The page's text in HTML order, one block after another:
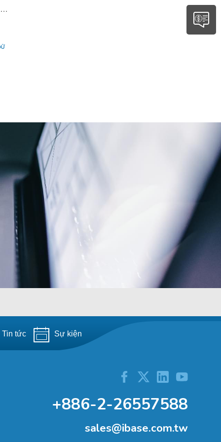
Tin tức Sự kiện
+886-2-26557588
sales@ibase.com.tw